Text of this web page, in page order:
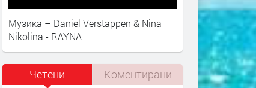
Музика – Daniel Verstappen & Nina
Nikolina - RAYNA
Четени Коментирани